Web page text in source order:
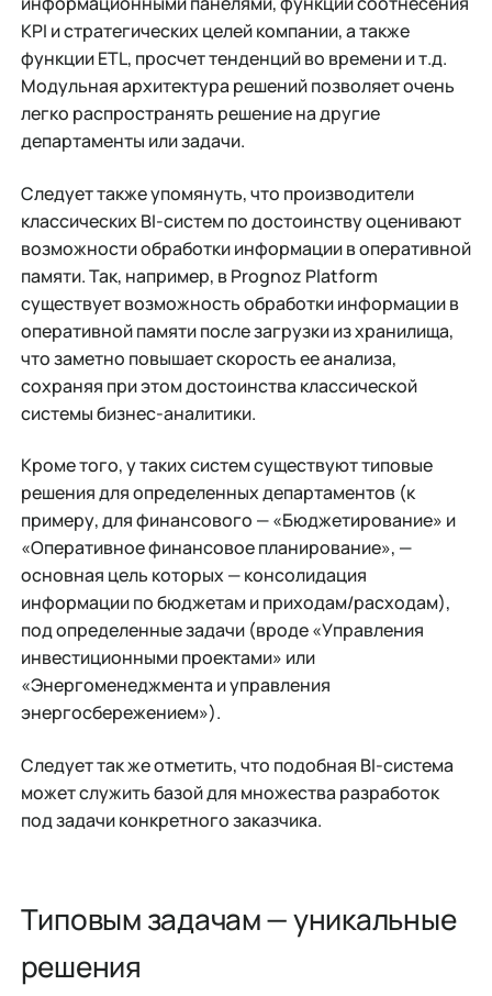
KPI и стратегических целей компании, а также
функции ETL, просчет тенденций во времени и т.д.
Модульная архитектура решений позволяет очень
легко распространять решение на другие
департаменты или задачи.
Следует также упомянуть, что производители
классических BI-систем по достоинству оценивают
возможности обработки информации в оперативной
памяти. Так, например, в Prognoz Platform
существует возможность обработки информации в
оперативной памяти после загрузки из хранилища,
что заметно повышает скорость ее анализа,
сохраняя при этом достоинства классической
системы бизнес-аналитики.
Кроме того, у таких систем существуют типовые
решения для определенных департаментов (к
примеру, для финансового — «Бюджетирование» и
«Оперативное финансовое планирование», —
основная цель которых — консолидация
информации по бюджетам и приходам/расходам),
под определенные задачи (вроде «Управления
инвестиционными проектами» или
«Энергоменеджмента и управления
энергосбережением»).
Следует так же отметить, что подобная BI-система
может служить базой для множества разработок
под задачи конкретного заказчика.
Типовым задачам — уникальные
решения